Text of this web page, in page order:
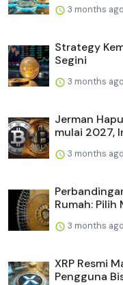
3 months ago
Strategy
Segini
3 months ago
Jerman
mulai 2027,
3 months ago
Rumah: Pilih
3 months ago
XRP Resmi
Pengguna